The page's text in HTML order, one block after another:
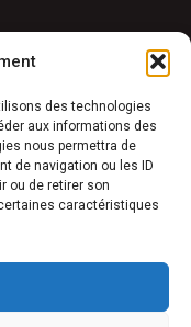
des technologies
aux informations des
nous permettra de
de navigation ou les ID
ou de retirer son
caractéristiques